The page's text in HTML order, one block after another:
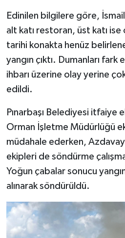
Edinilen bilgilere göre,
alt katı restoran, üst katı
tarihi konakta henüz
yangın çıktı. Dumanları fark
ihbarı üzerine olay yerine
edildi.
Pınarbaşı Belediyesi itfaiye
Orman İşletme Müdürlüğü
müdahale ederken,
ekipleri de söndürme
Yoğun çabalar sonucu
alınarak söndürüldü.